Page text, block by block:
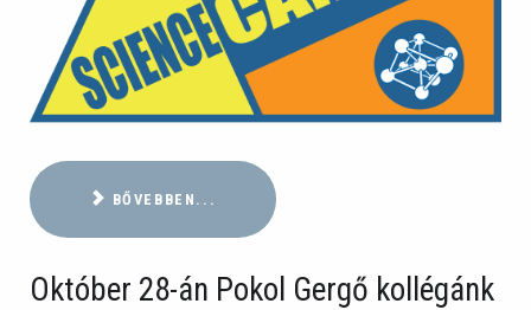
BŐVEBBEN...
Október 28-án Pokol Gergő kollégánk